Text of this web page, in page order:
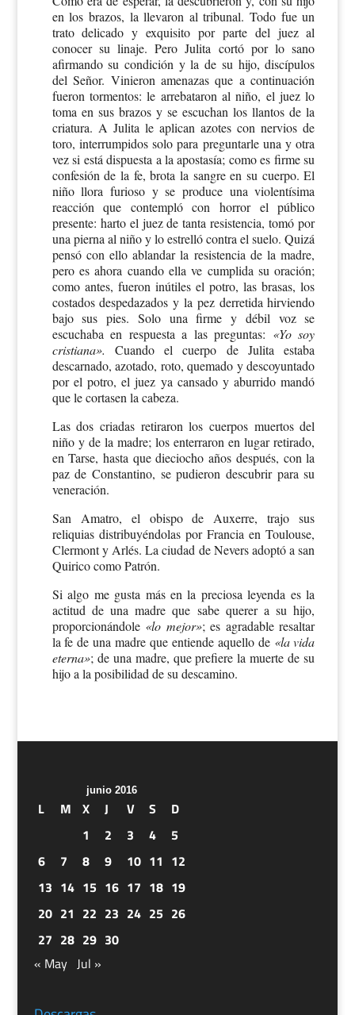
en los brazos, la llevaron al tribunal. Todo fue un
trato delicado y exquisito por parte del juez al
conocer su linaje. Pero Julita cortó por lo sano
afirmando su condición y la de su hijo, discípulos
del Señor. Vinieron amenazas que a continuación
fueron tormentos: le arrebataron al niño, el juez lo
toma en sus brazos y se escuchan los llantos de la
criatura. A Julita le aplican azotes con nervios de
toro, interrumpidos solo para preguntarle una y otra
vez si está dispuesta a la apostasía; como es firme su
confesión de la fe, brota la sangre en su cuerpo. El
niño llora furioso y se produce una violentísima
reacción que contempló con horror el público
presente: harto el juez de tanta resistencia, tomó por
una pierna al niño y lo estrelló contra el suelo. Quizá
pensó con ello ablandar la resistencia de la madre,
pero es ahora cuando ella ve cumplida su oración;
como antes, fueron inútiles el potro, las brasas, los
costados despedazados y la pez derretida hirviendo
bajo sus pies. Solo una firme y débil voz se
escuchaba en respuesta a las preguntas: «Yo soy
cristiana». Cuando el cuerpo de Julita estaba
descarnado, azotado, roto, quemado y descoyuntado
por el potro, el juez ya cansado y aburrido mandó
que le cortasen la cabeza.
Las dos criadas retiraron los cuerpos muertos del
niño y de la madre; los enterraron en lugar retirado,
en Tarse, hasta que dieciocho años después, con la
paz de Constantino, se pudieron descubrir para su
veneración.
San Amatro, el obispo de Auxerre, trajo sus
reliquias distribuyéndolas por Francia en Toulouse,
Clermont y Arlés. La ciudad de Nevers adoptó a san
Quirico como Patrón.
Si algo me gusta más en la preciosa leyenda es la
actitud de una madre que sabe querer a su hijo,
proporcionándole «lo mejor»; es agradable resaltar
la fe de una madre que entiende aquello de «la vida
eterna»; de una madre, que prefiere la muerte de su
hijo a la posibilidad de su descamino.
junio 2016
L M X J V S
D
1
2 3 4
5
6
7 8 9 10 11 12
13 14 15 16 17 18 19
20 21 22 23 24 25 26
27 28 29 30
« May Jul »